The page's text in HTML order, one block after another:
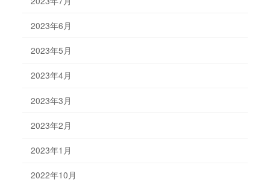
2023年6月
2023年5月
2023年4月
2023年3月
2023年2月
2023年1月
2022年10月